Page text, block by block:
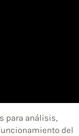
para análisis,
del